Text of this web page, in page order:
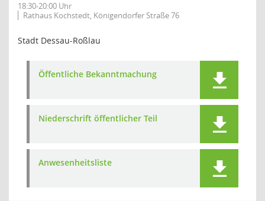
18:30-20:00 Uhr
Rathaus Kochstedt, Königendorfer Straße 76
Stadt Dessau-Roßlau
Öffentliche Bekanntmachung
Niederschrift öffentlicher Teil
Anwesenheitsliste